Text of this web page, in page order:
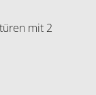
mit 2